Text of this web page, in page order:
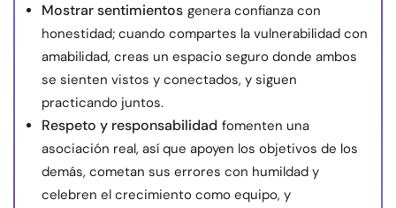
Mostrar sentimientos genera confianza con
honestidad; cuando compartes la vulnerabilidad con
amabilidad, creas un espacio seguro donde ambos
se sienten vistos y conectados, y siguen
practicando juntos.
Respeto y responsabilidad fomenten una
asociación real, así que apoyen los objetivos de los
demás, cometan sus errores con humildad y
celebren el crecimiento como equipo, y